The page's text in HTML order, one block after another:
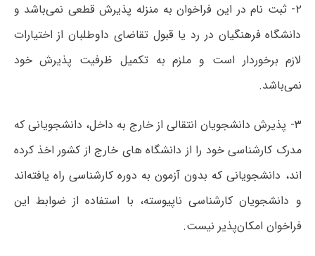
۲- ثبت نام در این فراخوان به منزله پذیرش قطعی نمی‌باشد و
دانشگاه فرهنگیان در رد یا قبول تقاضای داوطلبان از اختیارات
لازم برخوردار است و ملزم به تکمیل ظرفیت پذیرش خود
نمی‌باشد.
۳- پذیرش دانشجویان انتقالی از خارج به داخل، دانشجویانی که
مدرک کارشناسی خود را از دانشگاه های خارج از کشور اخذ کرده
اند، دانشجویانی که بدون آزمون به دوره کارشناسی راه یافته‌اند
و دانشجویان کارشناسی ناپیوسته، با استفاده از ضوابط این
فراخوان امکان‌پذیر نیست.